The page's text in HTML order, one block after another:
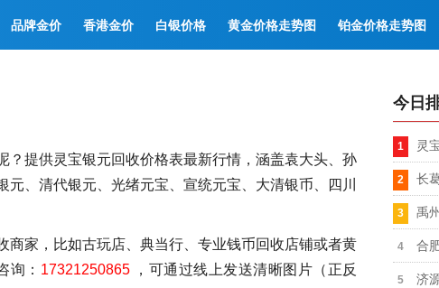
品牌金价 香港金价 白银价格 黄金价格走势图 铂金价格走势图
提供灵宝银元回收价格表最新行情，涵盖袁大头、孙
、清代银元、光绪元宝、宣统元宝、大清银币、四川
家，比如古玩店、典当行、专业钱币回收店铺或者黄
询： 17321250865
，可通过线上发送清晰图片（正反
今日
灵
长
禹
合
济